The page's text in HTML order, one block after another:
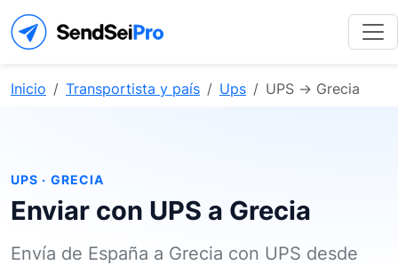
Inicio Transportista y país Ups UPS → Grecia
UPS · GRECIA
Enviar con UPS a Grecia
Envía de España a Grecia con UPS desde